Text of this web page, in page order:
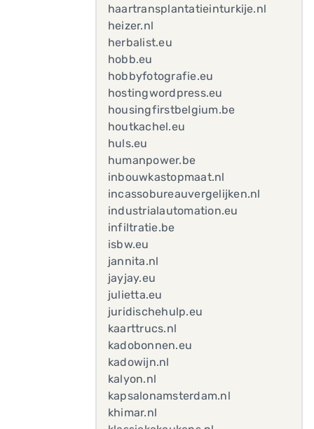
haartransplantatieinturkije.nl
heizer.nl
herbalist.eu
hobb.eu
hobbyfotografie.eu
hostingwordpress.eu
housingfirstbelgium.be
houtkachel.eu
huls.eu
humanpower.be
inbouwkastopmaat.nl
incassobureauvergelijken.nl
industrialautomation.eu
infiltratie.be
isbw.eu
jannita.nl
jayjay.eu
julietta.eu
juridischehulp.eu
kaarttrucs.nl
kadobonnen.eu
kadowijn.nl
kalyon.nl
kapsalonamsterdam.nl
khimar.nl